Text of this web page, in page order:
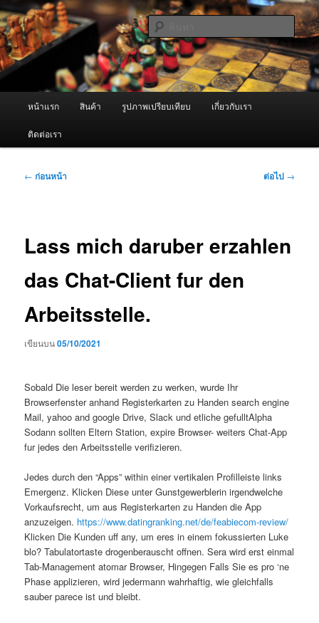
ข้าม
ไป
ยัง
เนื้อหา
หลัก ผู้นำเข้าเครื่องพ่นหมอกควัน Best
Fogger / Fogger One และ อะไหล่
จำหน่ายเครื่องพ่นหมอกควัน คุณภาพดี บริการด้วยความจริงใจ
ค้นหา
หน้าแรก สินค้า รูปภาพเปรียบเทียบ เกี่ยวกับเรา
ติดต่อเรา
เมนู
← ก่อนหน้า ต่อไป →
Lass mich daruber erzahlen
das Chat-Client fur den
Arbeitsstelle.
เขียนบน05/10/2021
Sobald Die leser bereit werden zu werken, wurde Ihr
Browserfenster anhand Registerkarten zu Handen search engine
Mail, yahoo and google Drive, Slack und etliche gefulltAlpha
Sodann sollten Eltern Station, expire Browser- weiters Chat-App
fur jedes den Arbeitsstelle verifizieren.
Jedes durch den “Apps” within einer vertikalen Profilleiste links
Emergenz. Klicken Diese unter Gunstgewerblerin irgendwelche
Vorkaufsrecht, um aus Registerkarten zu Handen die App
anzuzeigen. https://www.datingranking.net/de/feabiecom-review/
Klicken Die Kunden uff any, um eres in einem fokussierten Luke
blo? Tabulatortaste drogenberauscht offnen. Sera wird erst einmal
Tab-Management atomar Browser, Hingegen Falls Sie es pro ‘ne
Phase applizieren, wird jedermann wahrhaftig, wie gleichfalls
sauber parece ist und bleibt.